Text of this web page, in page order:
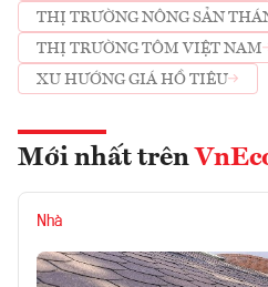
THỊ TRƯỜNG NÔNG SẢN
THỊ TRƯỜNG TÔM VIỆT NAM
XU HƯỚNG GIÁ HỒ TIÊU
Mới nhất trên
Nhà